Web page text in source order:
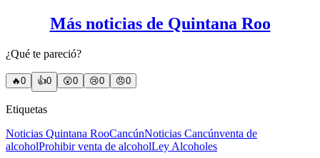
Más noticias de Quintana Roo
¿Qué te pareció?
🔥0 👍0 😲0 😢0 😠0
Etiquetas
Noticias Quintana RooCancúnNoticias Cancúnventa de
alcoholProhibir venta de alcoholLey Alcoholes